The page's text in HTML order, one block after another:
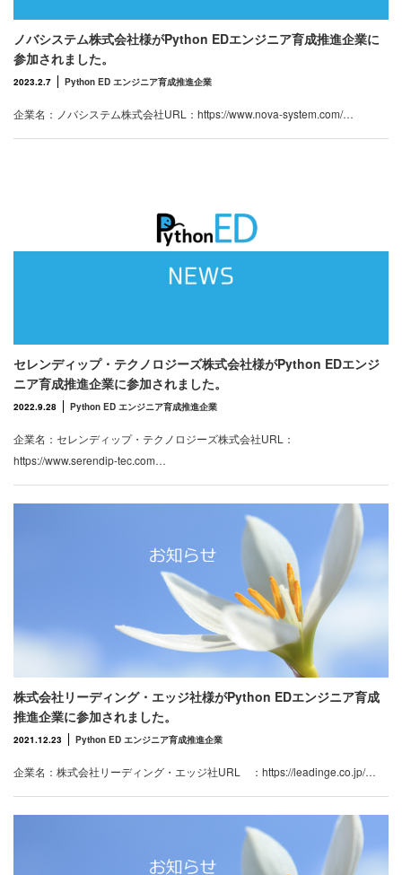
ノバシステム株式会社様がPython EDエンジニア育成推進企業に
参加されました。
2023.2.7 Python ED エンジニア育成推進企業
企業名：ノバシステム株式会社URL：https://www.nova-system.com/…
セレンディップ・テクノロジーズ株式会社様がPython EDエンジ
ニア育成推進企業に参加されました。
2022.9.28 Python ED エンジニア育成推進企業
企業名：セレンディップ・テクノロジーズ株式会社URL：
https://www.serendip-tec.com…
株式会社リーディング・エッジ社様がPython EDエンジニア育成
推進企業に参加されました。
2021.12.23 Python ED エンジニア育成推進企業
企業名：株式会社リーディング・エッジ社URL ：https://leadinge.co.jp/…